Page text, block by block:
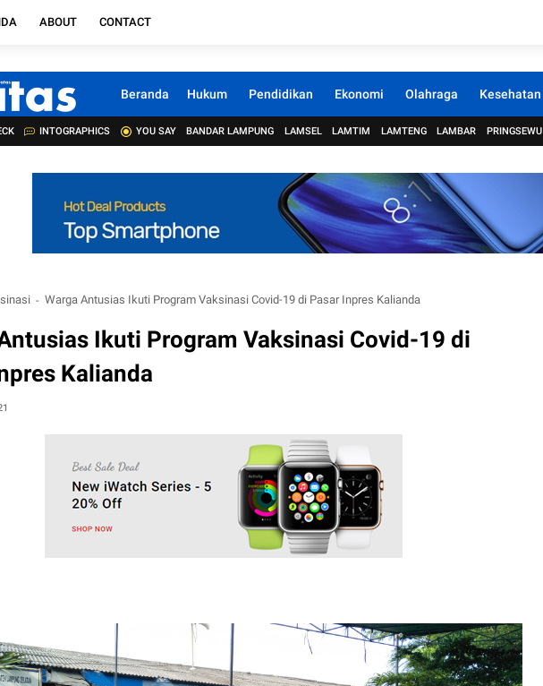
ABOUT CONTACT
Beranda Hukum Pendidikan Ekonomi Olahraga Kesehatan
INTOGRAPHICS YOU SAY BANDAR LAMPUNG LAMSEL LAMTIM LAMTENG LAMBAR PRINGSEWU
Warga Antusias Ikuti Program Vaksinasi Covid-19 di Pasar Inpres Kalianda
Ikuti Program Vaksinasi Covid-19 di
Kalianda